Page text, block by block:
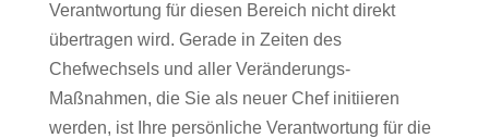
Verantwortung für diesen Bereich nicht direkt
übertragen wird. Gerade in Zeiten des
Chefwechsels und aller Veränderungs-
Maßnahmen, die Sie als neuer Chef initiieren
werden, ist Ihre persönliche Verantwortung für die